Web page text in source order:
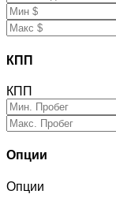
КПП
КПП
Опции
Опции